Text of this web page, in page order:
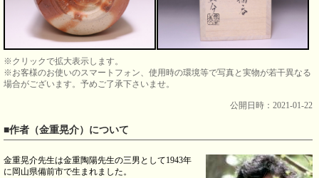
※クリックで拡大表示します。
※お客様のお使いのスマートフォン、使用時の環境等で写真と実物が若干異なる
場合がございます。予めご了承下さいませ。
公開日時：2021-01-22
■作者（金重晃介）について
金重晃介先生は金重陶陽先生の三男として1943年
に岡山県備前市で生まれました。